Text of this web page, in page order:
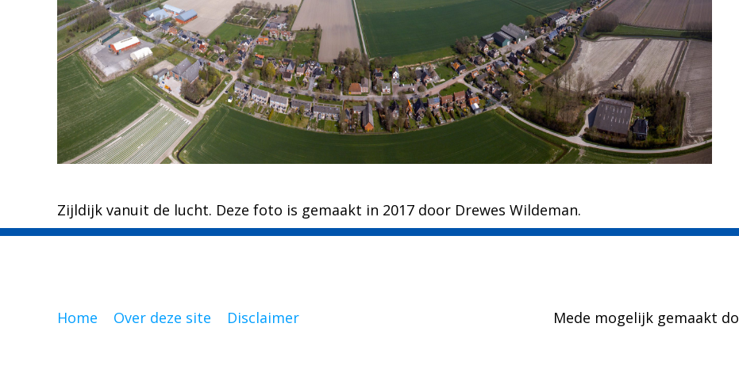
Zijldijk vanuit de lucht. Deze foto is gemaakt in 2017 door Drewes Wildeman.
Home Over deze site Disclaimer Mede mogelijk gemaakt